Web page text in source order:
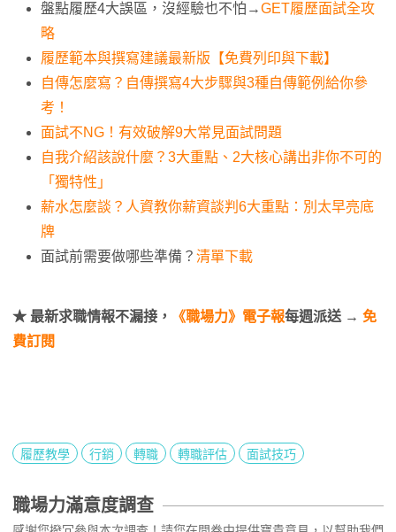
盤點履歷4大誤區，沒經驗也不怕→GET履歷面試全攻
略
履歷範本與撰寫建議最新版【免費列印與下載】
自傳怎麼寫？自傳撰寫4大步驟與3種自傳範例給你參
考！
面試不NG！有效破解9大常見面試問題
自我介紹該說什麼？3大重點、2大核心講出非你不可的
「獨特性」
薪水怎麼談？人資教你薪資談判6大重點：別太早亮底
牌
面試前需要做哪些準備？ 清單下載
★ 最新求職情報不漏接， 《職場力》電子報每週派送 → 免
費訂閱
履歷教學 行銷 轉職 轉職評估 面試技巧
職場力滿意度調查